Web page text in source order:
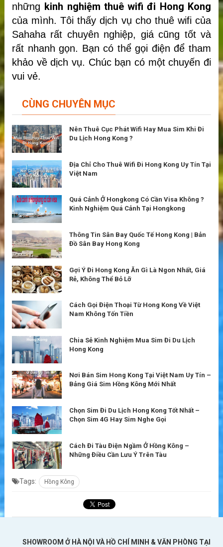
những kinh nghiệm thuê wifi đi Hong Kong
của mình. Tôi thấy dịch vụ cho thuê wifi của
Sahaha rất chuyên nghiệp, giá cũng tốt và
rất nhanh gọn. Bạn có thể gọi điện để tham
khảo về dịch vụ. Chúc bạn có một chuyến đi
vui vẻ.
CÙNG CHUYÊN MỤC
Nên Thuê Cục Phát Wifi Hay Mua Sim Khi Đi
Du Lịch Hong Kong ?
Địa Chỉ Cho Thuê Wifi Đi Hong Kong Uy Tín Tại
Việt Nam
Quá Cảnh Ở Hongkong Có Cần Visa Không ?
Kinh Nghiệm Quá Cảnh Tại Hongkong
Thông Tin Sân Bay Quốc Tế Hong Kong | Bản
Đồ Sân Bay Hong Kong
Gợi Ý Đi Hong Kong Ăn Gì Là Ngon Nhất, Giá
Rẻ, Không Thể Bỏ Lỡ
Cách Gọi Điện Thoại Từ Hong Kong Về Việt
Nam Không Tốn Tiền
Chia Sẻ Kinh Nghiệm Mua Sim Đi Du Lịch
Hong Kong
Nơi Bán Sim Hong Kong Tại Việt Nam Uy Tín –
Bảng Giá Sim Hồng Kông Mới Nhất
Chọn Sim Đi Du Lịch Hong Kong Tốt Nhất –
Chọn Sim 4G Hay Sim Nghe Gọi
Cách Đi Tàu Điện Ngầm Ở Hồng Kông –
Những Điều Cần Lưu Ý Trên Tàu
Tags: Hồng Kông
SHOWROOM Ở HÀ NỘI VÀ HỒ CHÍ MINH & VĂN PHÒNG TẠI